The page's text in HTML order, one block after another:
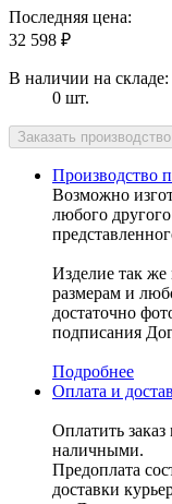
Последняя цена:
32 598 ₽
В наличии на складе:
0 шт.
Производство
Возможно
любого
Изделие так
размерам и
достаточно
подписания
Подробнее
Оплата и
Оплатить
наличными.
Предоплата
доставки